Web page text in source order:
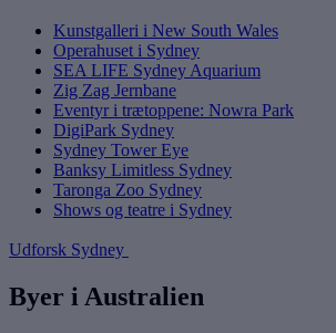
Kunstgalleri i New South Wales
Operahuset i Sydney
SEA LIFE Sydney Aquarium
Zig Zag Jernbane
Eventyr i trætoppene: Nowra Park
DigiPark Sydney
Sydney Tower Eye
Banksy Limitless Sydney
Taronga Zoo Sydney
Shows og teatre i Sydney
Udforsk Sydney
Byer i Australien